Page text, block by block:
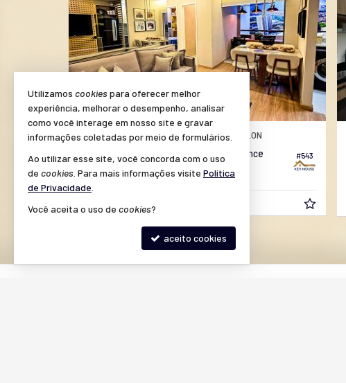
#430 #543
SANTA BÁRBARA D'OESTE -JARDIM MOLLON
Apartamento no Edifício Multiview Residence
2 2 1 57,89
a partir de
Utilizamos cookiespara oferecer melhor
experiência, melhorar o desempenho, analisar
como você interage em nosso site e gravar
informações coletadas por meio de formulários.
Ao utilizar esse site, você concorda com o uso
de cookies . Para mais informações visite Política
de Privacidade
Você aceita o uso de cookies?
aceito cookies